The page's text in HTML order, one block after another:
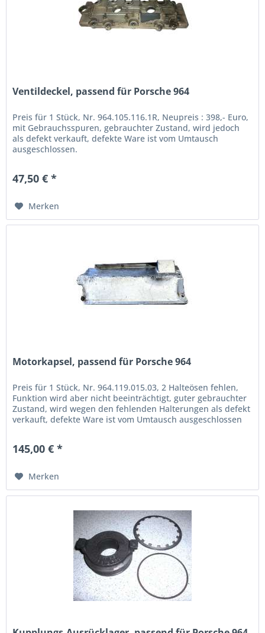
Ventildeckel, passend für Porsche 964
Preis für 1 Stück, Nr. 964.105.116.1R, Neupreis : 398,- Euro,
mit Gebrauchsspuren, gebrauchter Zustand, wird jedoch
als defekt verkauft, defekte Ware ist vom Umtausch
ausgeschlossen.
47,50 € *
Merken
Motorkapsel, passend für Porsche 964
Preis für 1 Stück, Nr. 964.119.015.03, 2 Halteösen fehlen,
Funktion wird aber nicht beeinträchtigt, guter gebrauchter
Zustand, wird wegen den fehlenden Halterungen als defekt
verkauft, defekte Ware ist vom Umtausch ausgeschlossen
145,00 € *
Merken